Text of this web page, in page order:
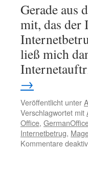
Gerade aus
mit, das der
ließ mich
→
Veröffentlicht unter
Verschlagwortet mit
Office,
Internetbetrug,
Kommentare